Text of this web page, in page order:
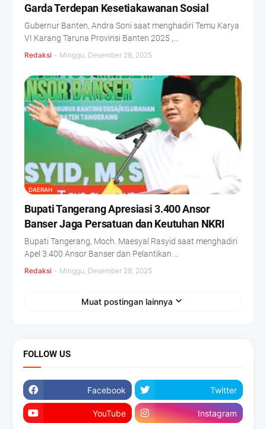
Garda Terdepan Kesetiakawanan Sosial
Gubernur Banten, Andra Soni saat menghadiri Temu Karya
VI Karang Taruna Provinsi Banten 2025 ,…
Redaksi - Minggu, Desember 28, 2025
DAERAH
Bupati Tangerang Apresiasi 3.400 Ansor
Banser Jaga Persatuan dan Keutuhan NKRI
Bupati Tangerang, Moch. Maesyal Rasyid saat menghadiri
Apel 3.400 Ansor Banser dan Pelantikan …
Redaksi - Minggu, Desember 28, 2025
Muat postingan lainnya
FOLLOW US
Facebook Twitter
YouTube Instagram